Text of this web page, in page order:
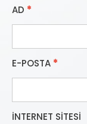
AD *
E-POSTA *
İNTERNET SITESI